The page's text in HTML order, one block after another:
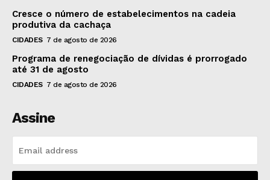
Cresce o número de estabelecimentos na cadeia
produtiva da cachaça
CIDADES 7 de agosto de 2026
Programa de renegociação de dívidas é prorrogado
até 31 de agosto
CIDADES 7 de agosto de 2026
Assine